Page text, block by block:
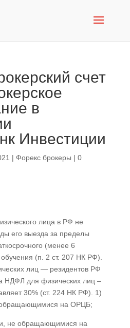
счет
в
Инвестиции
| Форекс брокеры | 0
лица в РФ не
его выезда за пределы
(менее 6
(п. 2 ст. 207 НК РФ).
лиц — резидентов РФ
НДФЛ для физических лиц –
30% (ст. 224 НК РФ). 1)
на ОРЦБ;
не обращающимися на